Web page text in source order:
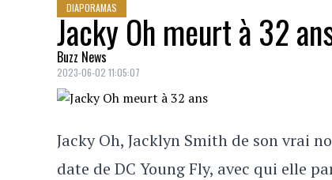
DIAPORAMAS
Jacky Oh meurt à 32
Buzz News
2023-06-02 11:05:07
Jacky Oh, Jacklyn Smith de son vrai
date de DC Young Fly, avec qui elle